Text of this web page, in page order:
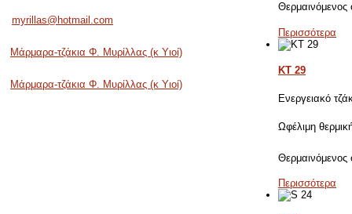
myrillas@hotmail.com
Μάρμαρα-τζάκια Φ. Μυρίλλας (κ Υιοί)
Μάρμαρα-τζάκια Φ. Μυρίλλας (κ Υιοί)
Περισσότερα
KT 29
Ενεργειακό
Ωφέλιμη
Περισσότερα